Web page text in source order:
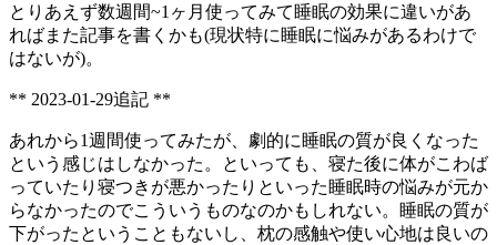
とりあえず数週間~1ヶ月使ってみて睡眠の効果に違いがあ
ればまた記事を書くかも(現状特に睡眠に悩みがあるわけで
はないが)。
** 2023-01-29追記 **
あれから1週間使ってみたが、劇的に睡眠の質が良くなった
という感じはしなかった。といっても、寝た後に体がこわば
っていたり寝つきが悪かったりといった睡眠時の悩みが元か
らなかったのでこういうものなのかもしれない。睡眠の質が
下がったということもないし、枕の感触や使い心地は良いの